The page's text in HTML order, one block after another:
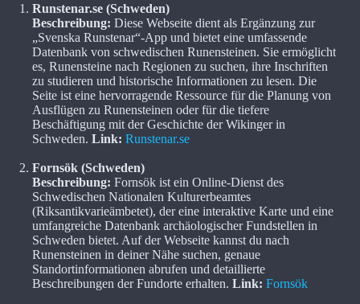
Runstenar.se (Schweden)
Beschreibung: Diese Webseite dient als Ergänzung zur
„Svenska Runstenar“-App und bietet eine umfassende
Datenbank von schwedischen Runensteinen. Sie ermöglicht
es, Runensteine nach Regionen zu suchen, ihre Inschriften
zu studieren und historische Informationen zu lesen. Die
Seite ist eine hervorragende Ressource für die Planung von
Ausflügen zu Runensteinen oder für die tiefere
Beschäftigung mit der Geschichte der Wikinger in
Schweden. Link: Runstenar.se
Fornsök (Schweden)
Beschreibung: Fornsök ist ein Online-Dienst des
Schwedischen Nationalen Kulturerbeamtes
(Riksantikvarieämbetet), der eine interaktive Karte und eine
umfangreiche Datenbank archäologischer Fundstellen in
Schweden bietet. Auf der Webseite kannst du nach
Runensteinen in deiner Nähe suchen, genaue
Standortinformationen abrufen und detaillierte
Beschreibungen der Fundorte erhalten. Link: Fornsök